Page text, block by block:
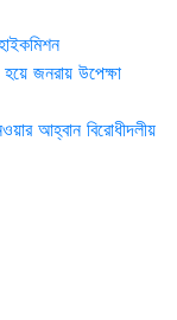
জনরায় উপেক্ষা
আহ্বান বিরোধীদলীয়